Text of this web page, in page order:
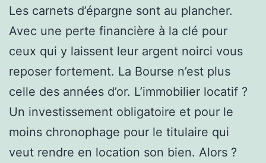
Les carnets d’épargne sont au plancher.
Avec une perte financière à la clé pour
ceux qui y laissent leur argent noirci vous
reposer fortement. La Bourse n’est plus
celle des années d’or. L’immobilier locatif ?
Un investissement obligatoire et pour le
moins chronophage pour le titulaire qui
veut rendre en location son bien. Alors ?